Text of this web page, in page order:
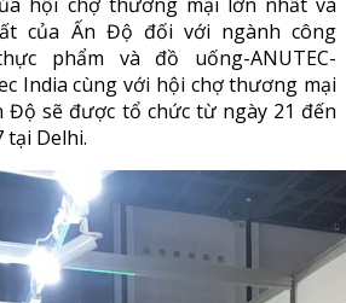
của Ấn Độ đối với ngành công
phẩm và đồ uống-ANUTEC-
India cùng với hội chợ thương mại
Độ sẽ được tổ chức từ ngày 21 đến
tại Delhi.